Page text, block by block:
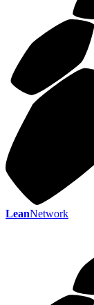
LeanNetwork